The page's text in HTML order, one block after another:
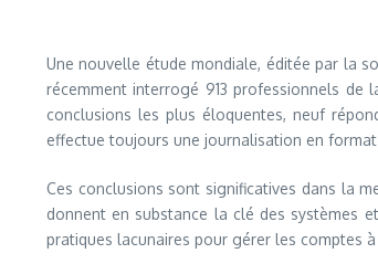
Une nouvelle étude mondiale, éditée par la
récemment interrogé 913 professionnels de
conclusions les plus éloquentes, neuf
effectue toujours une journalisation en
Ces conclusions sont significatives dans la
donnent en substance la clé des systèmes
pratiques lacunaires pour gérer les comptes